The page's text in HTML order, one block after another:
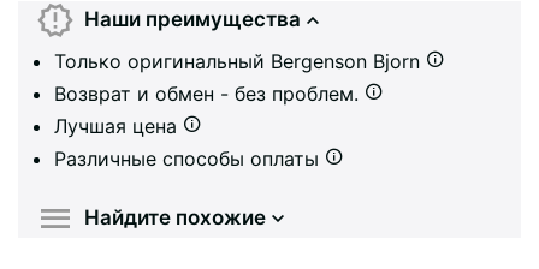
Наши преимущества
Только оригинальный Bergenson Bjorn
Возврат и обмен - без проблем.
Лучшая цена
Различные способы оплаты
Найдите похожие